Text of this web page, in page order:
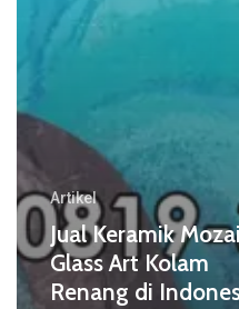
Artikel
Jual Keramik
Glass Art Kolam
Renang di